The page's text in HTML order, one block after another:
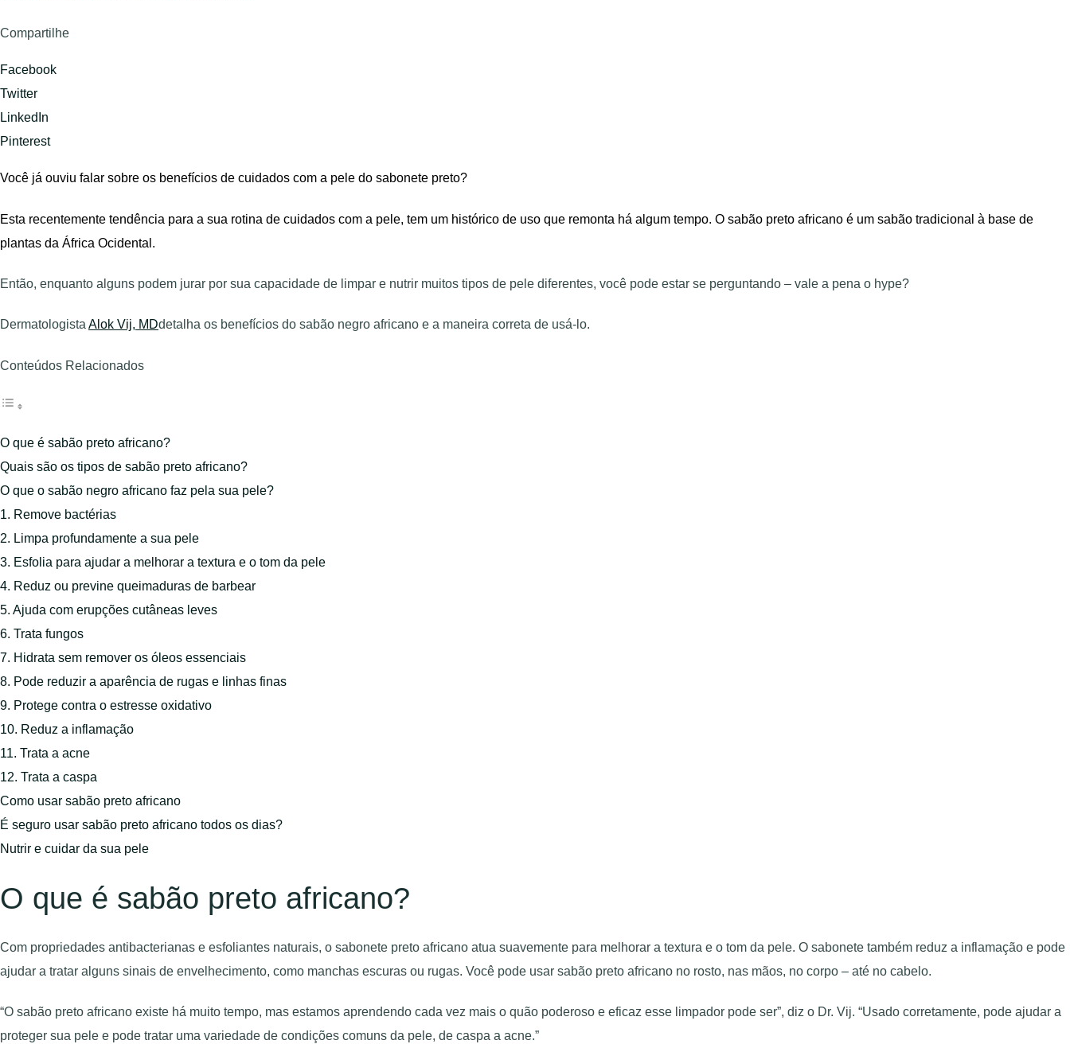
Compartilhe
Facebook
Twitter
LinkedIn
Pinterest
Você já ouviu falar sobre os benefícios de cuidados com a pele do sabonete preto?
Esta recentemente tendência para a sua rotina de cuidados com a pele, tem um histórico de uso que remonta há algum tempo. O sabão preto africano é um sabão tradicional à base de
plantas da África Ocidental.
Então, enquanto alguns podem jurar por sua capacidade de limpar e nutrir muitos tipos de pele diferentes, você pode estar se perguntando – vale a pena o hype?
Dermatologista Alok Vij, MDdetalha os benefícios do sabão negro africano e a maneira correta de usá-lo.
Conteúdos Relacionados
O que é sabão preto africano?
Quais são os tipos de sabão preto africano?
O que o sabão negro africano faz pela sua pele?
1. Remove bactérias
2. Limpa profundamente a sua pele
3. Esfolia para ajudar a melhorar a textura e o tom da pele
4. Reduz ou previne queimaduras de barbear
5. Ajuda com erupções cutâneas leves
6. Trata fungos
7. Hidrata sem remover os óleos essenciais
8. Pode reduzir a aparência de rugas e linhas finas
9. Protege contra o estresse oxidativo
10. Reduz a inflamação
11. Trata a acne
12. Trata a caspa
Como usar sabão preto africano
É seguro usar sabão preto africano todos os dias?
Nutrir e cuidar da sua pele
O que é sabão preto africano?
Com propriedades antibacterianas e esfoliantes naturais, o sabonete preto africano atua suavemente para melhorar a textura e o tom da pele. O sabonete também reduz a inflamação e pode
ajudar a tratar alguns sinais de envelhecimento, como manchas escuras ou rugas. Você pode usar sabão preto africano no rosto, nas mãos, no corpo – até no cabelo.
“O sabão preto africano existe há muito tempo, mas estamos aprendendo cada vez mais o quão poderoso e eficaz esse limpador pode ser”, diz o Dr. Vij. “Usado corretamente, pode ajudar a
proteger sua pele e pode tratar uma variedade de condições comuns da pele, de caspa a acne.”